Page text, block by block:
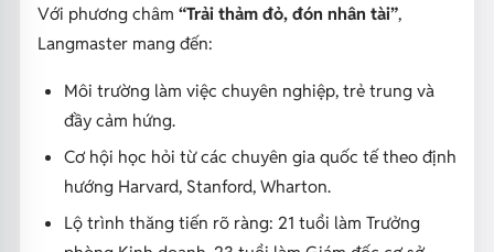
Với phương châm “Trải thảm đỏ, đón nhân tài”,
Langmaster mang đến:
Môi trường làm việc chuyên nghiệp, trẻ trung và
đầy cảm hứng.
Cơ hội học hỏi từ các chuyên gia quốc tế theo định
hướng Harvard, Stanford, Wharton.
Lộ trình thăng tiến rõ ràng: 21 tuổi làm Trưởng